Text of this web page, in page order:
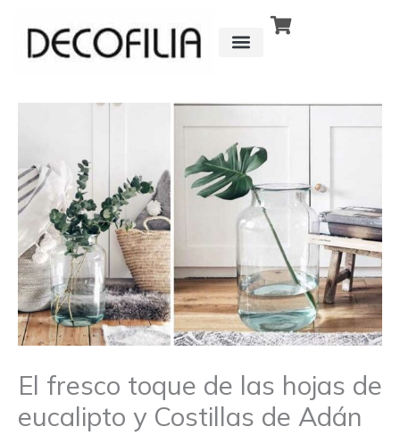
contenido
El fresco toque de las hojas de
eucalipto y Costillas de Adán